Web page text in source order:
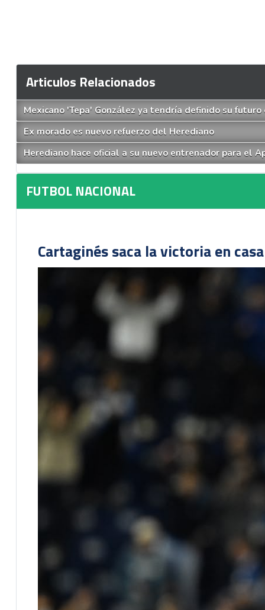
Articulos Relacionados
Mexicano 'Tepa' González ya tendría definido su futuro
Ex morado es nuevo refuerzo del Herediano
Herediano hace oficial a su nuevo entrenador para el
FUTBOL NACIONAL
Cartaginés saca la victoria en